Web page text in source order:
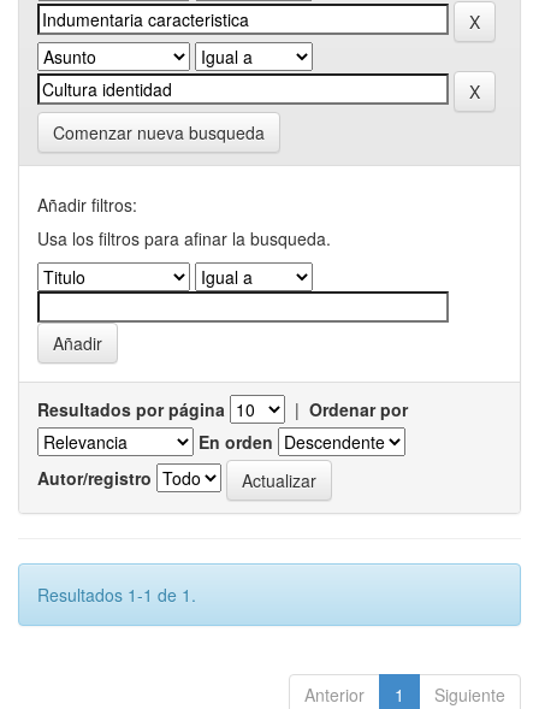
Comenzar nueva busqueda
Añadir filtros:
Usa los filtros para afinar la busqueda.
Resultados por página | Ordenar por
En orden
Autor/registro
Resultados 1-1 de 1.
Anterior 1 Siguiente